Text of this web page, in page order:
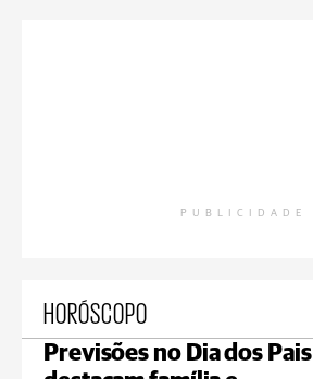
PUBLICIDADE
HORÓSCOPO
Previsões no Dia dos Pais